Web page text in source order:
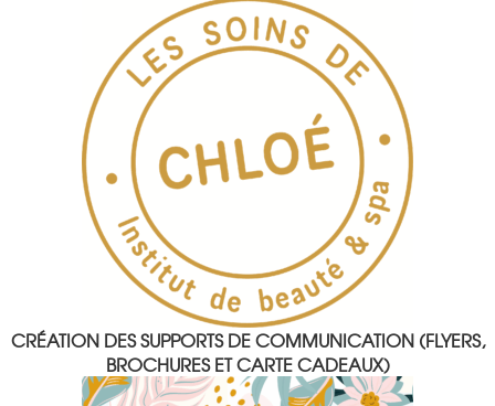
CRÉATION DES SUPPORTS DE COMMUNICATION (FLYERS,
BROCHURES ET CARTE CADEAUX)